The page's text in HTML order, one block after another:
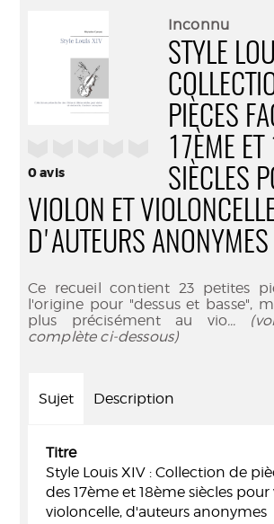
0avis
Inconnu
STYLE
PIÈCES
17ÈME ET
SIÈCLES
VIOLON ET
D'AUTEURS ANONYMES
Ce recueil contient 23 petites
l'origine pour "dessus et basse",
plus précisément au vio...
complète ci-dessous)
Sujet Description
Titre
Style Louis XIV : Collection de
des 17ème et 18ème siècles
violoncelle, d'auteurs anonymes